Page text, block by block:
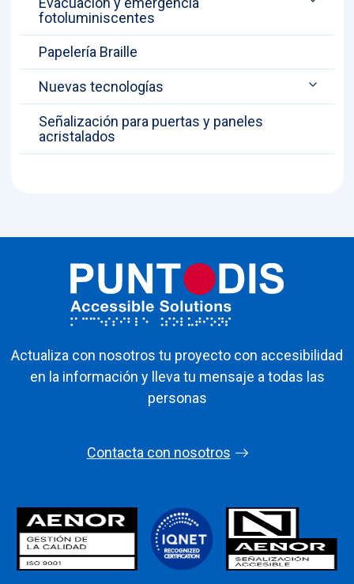
fotoluminiscentes
Papelería Braille
Nuevas tecnologías
Señalización para puertas y paneles
acristalados
Actualiza con nosotros tu proyecto con accesibilidad
en la información y lleva tu mensaje a todas las
personas
Contacta con nosotros